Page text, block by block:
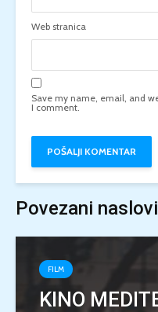
Web stranica
Save my name, email, and
I comment.
Povezani naslovi
FILM
KINO